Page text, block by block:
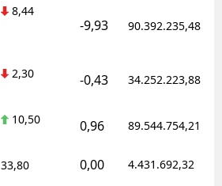
8,44
-9,93 90.392.235,48
2,30 -0,43 34.252.223,88
10,50 0,96 89.544.754,21
33,80 0,00 4.431.692,32